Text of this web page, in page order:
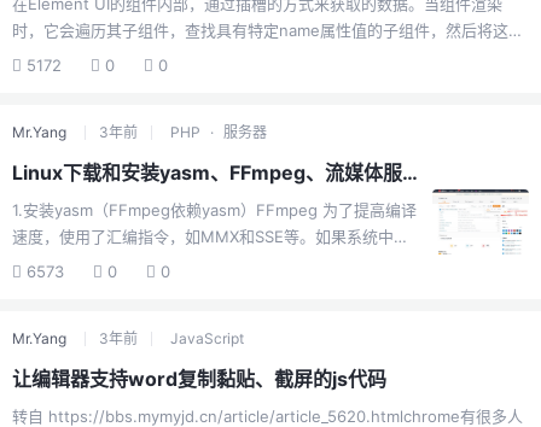
时，它会遍历其子组件，查找具有特定name属性值的子组件，然后将这些
子组件的数据用作选项。具体来说，当组件渲染时，它会在其子组件中查
Element UI的组件的简化版本，展示了内部如何获取的数据：<template>
<div> <slot></slot> </div> </t...
5172 0 0
Mr.Yang 3年前 PHP · 服务器
Linux下载和安装yasm、FFmpeg、流媒体服务SRS4.0
1.安装yasm（FFmpeg依赖yasm）FFmpeg 为了提高编译
速度，使用了汇编指令，如MMX和SSE等。如果系统中没
有yasm指令的话，编译FFmpeg时就会报如下错误
http://www.tortall.net/projects/yasm/releases/yasm-
1.3.0.tar.gz2）解压：tar zxvf yasm-1.3.0.tar.gz3）切换
6573 0 0
Mr.Yang 3年前 JavaScript
让编辑器支持word复制黏贴、截屏的js代码
转自 https://bbs.mymyjd.cn/article/article_5620.htmlchrome有很多人